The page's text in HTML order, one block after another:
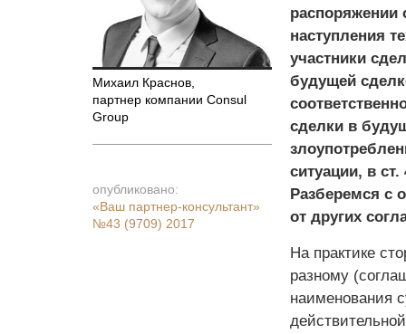
Михаил Краснов
партнер компании Consul
Group
опубликовано:
«Ваш партнер-консультант»
№43 (9709) 2017
распоряжении
наступления
участники
будущей
сделки в
ситуации, в
Разберемся с
от других
На практике
разному
наименования